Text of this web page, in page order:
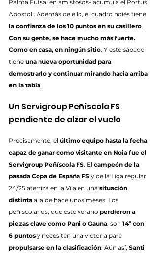
Palma Futsal en amistosos- acumula el Portus
Apostoli. Además de ello, el cuadro noiés tiene
la confianza de los 10 puntos en su casillero.
Con su gente, se hace mucho más fuerte.
Como en casa, en ningún sitio. Y este sábado
tiene una nueva oportunidad para
demostrarlo y continuar mirando hacia arriba
en la tabla.
Un Servigroup Peñíscola FS
pendiente de alzar el vuelo
Precisamente, el último equipo hasta la fecha
capaz de ganar como visitante en Noia fue el
Servigroup Peñíscola FS. El campeón de la
pasada Copa de España FS y de la Liga regular
24/25 aterriza en la Vila en una situación
distinta a la de hace unos meses. Los
peñiscolanos, que este verano perdieron a
piezas clave como Pani o Gauna, son 14º con
6 puntos y necesitan una victoria para
propulsarse en la clasificación. Aún así, Santi